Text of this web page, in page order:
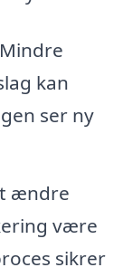
Mindre
kan
ser ny
ændre
være
sikrer